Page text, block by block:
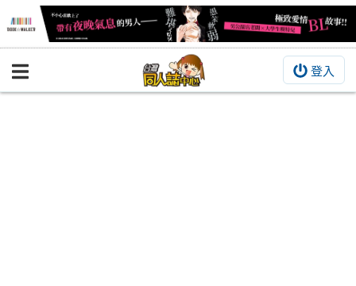
登入
BOOKY書集倉庫